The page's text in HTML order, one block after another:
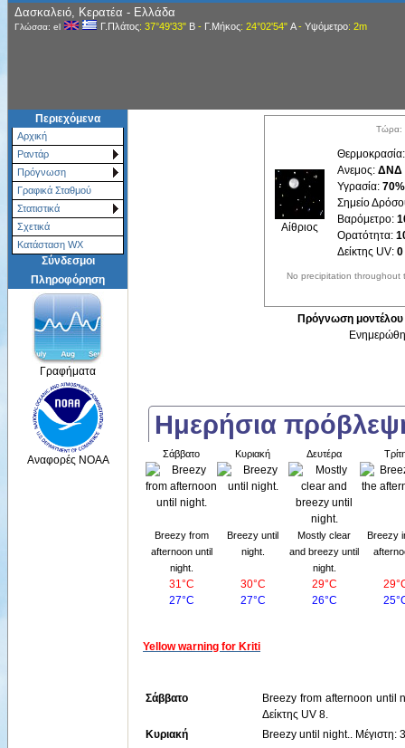
Δασκαλειό, Κερατέα - Ελλάδα
Γλώσσα: el Γ.Πλάτος: 37°49'33" Β- Γ.Μήκος: 24°02'54" Α- Υψόμετρο: 2m
Περιεχόμενα
Αρχική
Ραντάρ
Πρόγνωση
Γραφικά Σταθμού
Στατιστικά
Σχετικά
Κατάσταση WX
Σύνδεσμοι
Πληροφόρηση
Γραφήματα
Αναφορές NOAA
Τώρα:
Αίθριος
Ανεμος: ΔΝΔ
Υγρασία: 70%
Σημείο
Βαρόμετρο:
Ορατότητα:
Δείκτης UV: 0
No precipitation throughout
Πρόγνωση
Ημερήσια
Σάββατο Κυριακή Δευτέρα
Breezy from
afternoon until
night.
Breezy until
night.
Mostly clear
and breezy until
night.
Breezy
31°C
27°C
30°C
27°C
29°C
26°C
Yellow warning for Kriti
Σάββατο
Breezy from afternoon until
Δείκτης UV 8.
Κυριακή
Breezy until night.. Μέγιστη: